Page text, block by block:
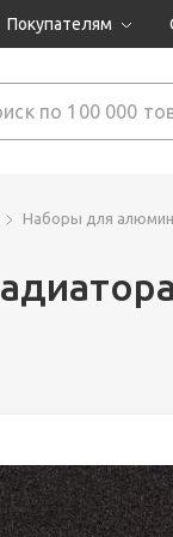
Покупателям
Как оформить
Наборы для